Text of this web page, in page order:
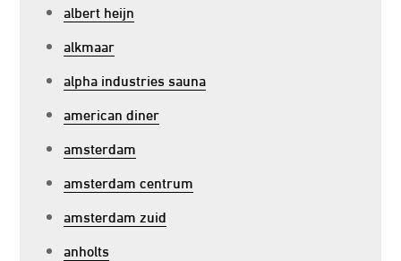
albert heijn
alkmaar
alpha industries sauna
american diner
amsterdam
amsterdam centrum
amsterdam zuid
anholts